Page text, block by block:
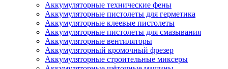
Аккумуляторные технические фены
Аккумуляторные пистолеты для герметика
Аккумуляторные клеевые пистолеты
Аккумуляторные пистолеты для смазывания
Аккумуляторные вентиляторы
Аккумуляторный кромочный фрезер
Аккумуляторные строительные миксеры